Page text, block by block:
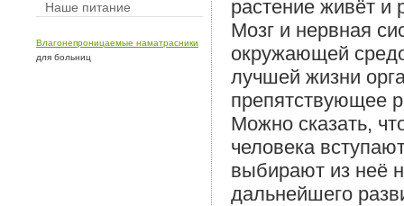
Наше питание
Влагонепроницаемые наматрасники
для больниц
растение живёт и
Мозг и нервная
окружающей
лучшей жизни
препятствующее
Можно сказать,
человека
выбирают из неё
дальнейшего